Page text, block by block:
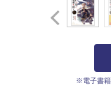
※電子書籍